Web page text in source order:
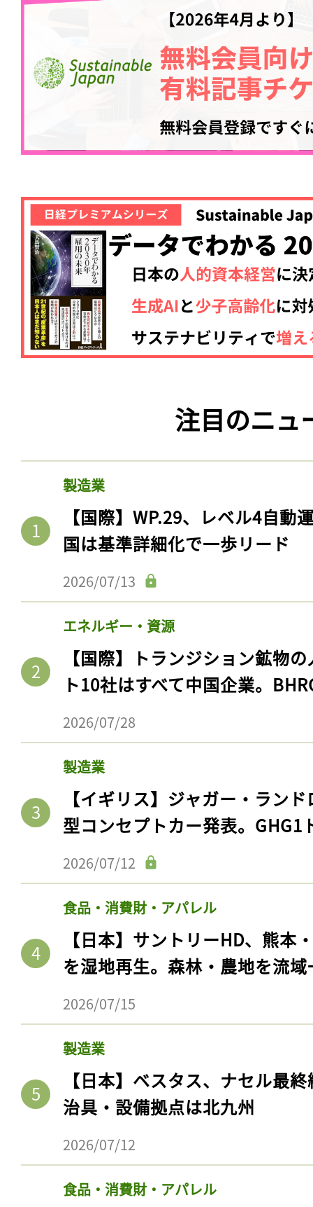
注目のニュ
製造業
【国際】WP.29、レベル4自動
国は基準詳細化で一歩リード
2026/07/13
エネルギー・資源
【国際】トランジション鉱物
ト10社はすべて中国企業。
2026/07/28
製造業
【イギリス】ジャガー・ラン
型コンセプトカー発表。GHG1
2026/07/12
食品・消費財・アパレル
【日本】サントリーHD、熊本
を湿地再生。森林・農地を流
2026/07/15
製造業
【日本】ベスタス、ナセル最
治具・設備拠点は北九州
2026/07/12
食品・消費財・アパレル
ログインが必
ログイン